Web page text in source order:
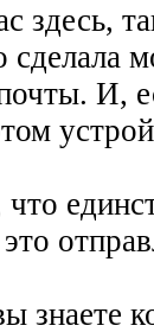
здесь,
сделала
И,
это
знаете